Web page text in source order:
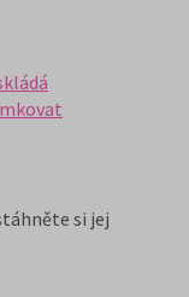
si jej